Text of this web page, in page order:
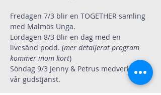
Fredagen 7/3 blir en TOGETHER samling
med Malmös Unga.
Lördagen 8/3 Blir en dag med en
livesänd podd. (mer detaljerat program
kommer inom kort)
Söndag 9/3 Jenny & Petrus medverkar i
vår gudstjänst.